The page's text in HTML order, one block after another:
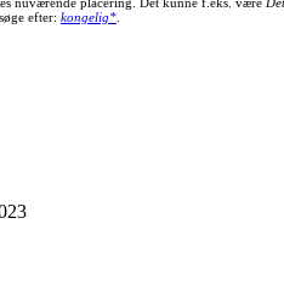
efter: kongelig*.